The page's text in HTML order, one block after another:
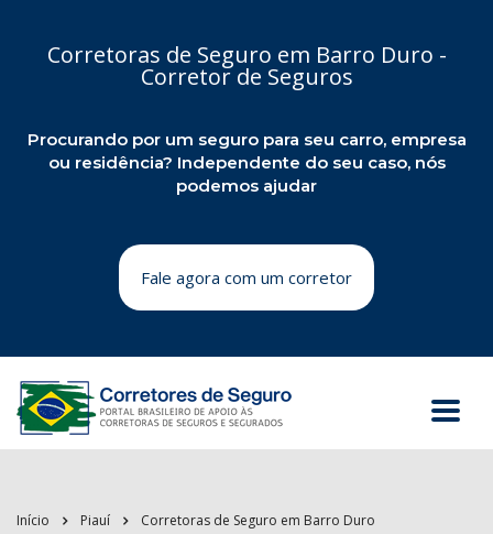
Corretoras de Seguro em Barro Duro -
Corretor de Seguros
Procurando por um seguro para seu carro, empresa
ou residência? Independente do seu caso, nós
podemos ajudar
Fale agora com um corretor
Início Piauí Corretoras de Seguro em Barro Duro